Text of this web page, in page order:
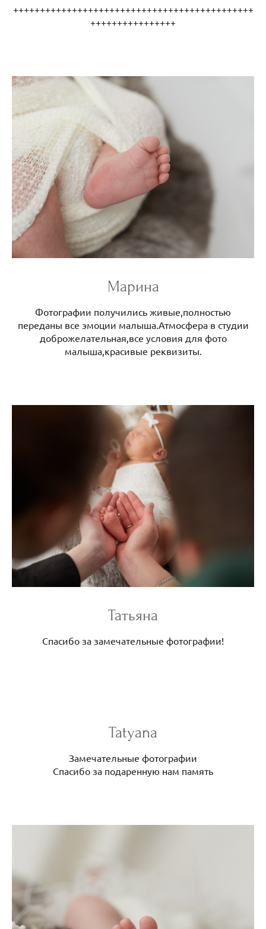
+++++++++++++++++++++++++++++++++++++++++++++
++++++++++++++++
Марина
Фотографии получились живые,полностью
переданы все эмоции малыша.Атмосфера в студии
доброжелательная,все условия для фото
малыша,красивые реквизиты.
Татьяна
Спасибо за замечательные фотографии!
Tatyana
Замечательные фотографии
Спасибо за подаренную нам память